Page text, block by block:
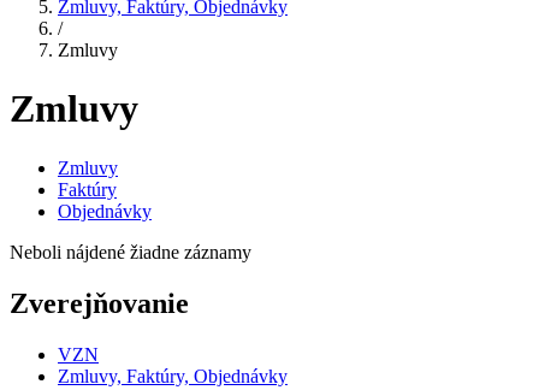
Zmluvy, Faktúry, Objednávky
/
Zmluvy
Zmluvy
Zmluvy
Faktúry
Objednávky
Neboli nájdené žiadne záznamy
Zverejňovanie
VZN
Zmluvy, Faktúry, Objednávky